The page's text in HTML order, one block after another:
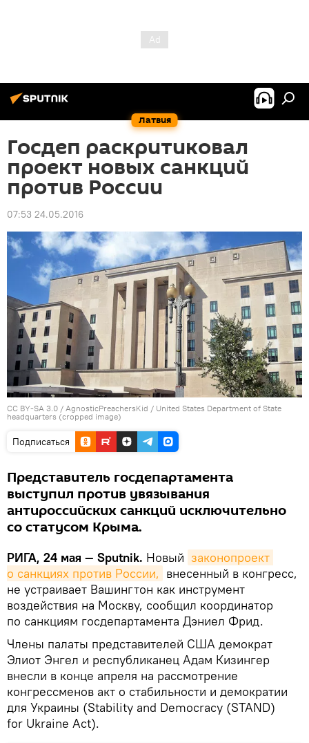
Латвия
Госдеп раскритиковал
проект новых санкций
против России
07:53 24.05.2016
CC BY-SA 3.0 / AgnosticPreachersKid / United States Department of State
headquarters (cropped image)
Подписаться
Представитель госдепартамента
выступил против увязывания
антироссийских санкций исключительно
со статусом Крыма.
РИГА, 24 мая — Sputnik. Новый законопроект
о санкциях против России, внесенный в конгресс,
не устраивает Вашингтон как инструмент
воздействия на Москву, сообщил координатор
по санкциям госдепартамента Дэниел Фрид.
Члены палаты представителей США демократ
Элиот Энгел и республиканец Адам Кизингер
внесли в конце апреля на рассмотрение
конгрессменов акт о стабильности и демократии
для Украины (Stability and Democracy (STAND)
for Ukraine Act).